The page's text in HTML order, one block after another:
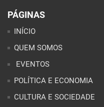
PÁGINAS
INÍCIO
QUEM SOMOS
EVENTOS
POLÍTICA E ECONOMIA
CULTURA E SOCIEDADE